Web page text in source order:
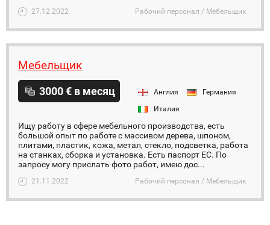
27.12.2022 Рабочий персонал / Мебельщик
Мебельщик
3000 € в месяц Англия
Германия
Италия
Ищу работу в сфере мебельного производства, есть
большой опыт по работе с массивом дерева, шпоном,
плитами, пластик, кожа, метал, стекло, подсветка, работа
на станках, сборка и установка. Есть паспорт ЕС. По
запросу могу прислать фото работ, имею дос...
21.11.2022 Рабочий персонал / Мебельщик